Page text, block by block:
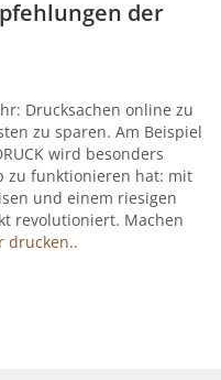
der
Drucksachen online zu
zu sparen. Am Beispiel
wird besonders
zu funktionieren hat: mit
und einem riesigen
revolutioniert. Machen
drucken..